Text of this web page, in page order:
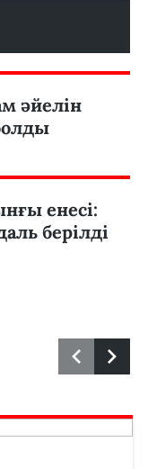
әйелін
енесі:
берілді